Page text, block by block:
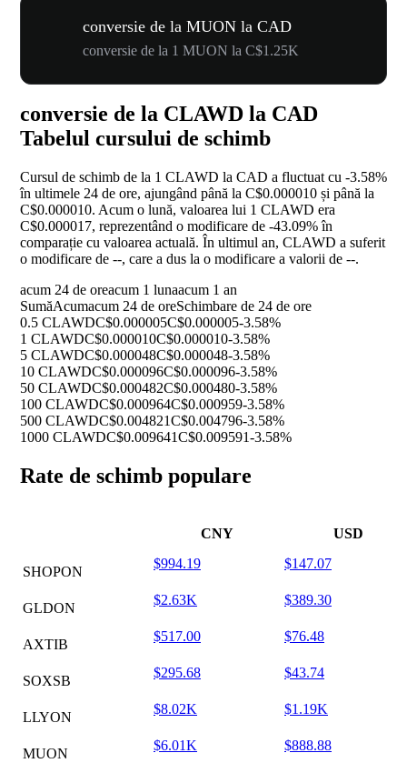
conversie de la MUON la CAD
conversie de la 1 MUON la C$1.25K
conversie de la CLAWD la CAD
Tabelul cursului de schimb
Cursul de schimb de la 1 CLAWD la CAD a fluctuat cu -3.58%
în ultimele 24 de ore, ajungând până la C$0.000010 și până la
C$0.000010. Acum o lună, valoarea lui 1 CLAWD era
C$0.000017, reprezentând o modificare de -43.09%în
comparație cu valoarea actuală. În ultimul an, CLAWD a suferit
o modificare de --, care a dus la o modificare a valorii de --.
acum 24 de oreacum 1 lunaacum 1 an
SumăAcumacum 24 de oreSchimbare de 24 de ore
0.5 CLAWDC$0.000005C$0.000005-3.58%
1 CLAWDC$0.000010C$0.000010-3.58%
5 CLAWDC$0.000048C$0.000048-3.58%
10 CLAWDC$0.000096C$0.000096-3.58%
50 CLAWDC$0.000482C$0.000480-3.58%
100 CLAWDC$0.000964C$0.000959-3.58%
500 CLAWDC$0.004821C$0.004796-3.58%
1000 CLAWDC$0.009641C$0.009591-3.58%
Rate de schimb populare
CNY USD
SHOPON
$994.19 $147.07
GLDON
$2.63K $389.30
AXTIB
$517.00 $76.48
SOXSB
$295.68 $43.74
LLYON
$8.02K $1.19K
MUON
$6.01K $888.88